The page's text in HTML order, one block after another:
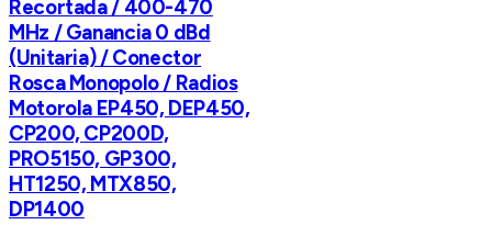
Recortada / 400-470
MHz / Ganancia 0 dBd
(Unitaria) / Conector
Rosca Monopolo / Radios
Motorola EP450, DEP450,
CP200, CP200D,
PRO5150, GP300,
HT1250, MTX850,
DP1400